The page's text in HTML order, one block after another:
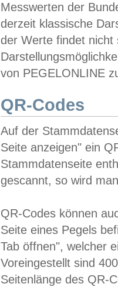
Messwerten der
derzeit klassische
der Werte findet
von PEGELONLINE
QR-Codes
Auf der
Seite anzeigen" ein
Stammdatenseite
gescannt, so wird
QR-Codes können
Seite eines Pegels
Tab öffnen", welcher
Voreingestellt sind
Seitenlänge des QR-